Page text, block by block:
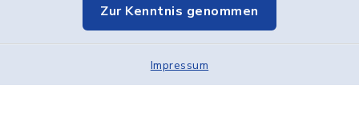
Zur Kenntnis genommen
Impressum
Elektronische Kommunikation
Sitemap